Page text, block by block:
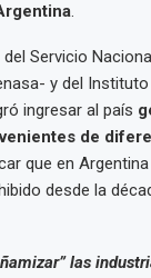
.
Servicio
y del
ingresar al país
de
que en
desde la
las